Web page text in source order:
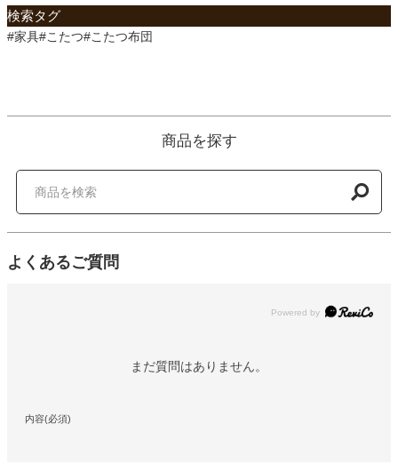
検索タグ
#家具#こたつ#こたつ布団
商品を探す
よくあるご質問
Powered by
まだ質問はありません。
内容(必須)